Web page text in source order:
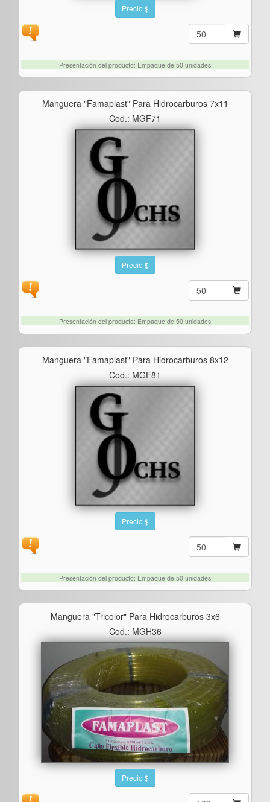
Precio $
Presentación del producto: Empaque de 50 unidades
Manguera "famaplast" Para Hidrocarburos 7x11
Cod.: MGF71
Precio $
Presentación del producto: Empaque de 50 unidades
Manguera "famaplast" Para Hidrocarburos 8x12
Cod.: MGF81
Precio $
Presentación del producto: Empaque de 50 unidades
Manguera "tricolor" Para Hidrocarburos 3x6
Cod.: MGH36
Precio $